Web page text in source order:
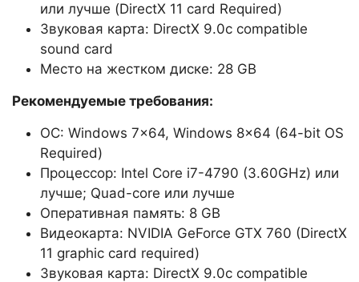
или лучше (DirectX 11 card Required)
Звуковая карта: DirectX 9.0c compatible
sound card
Место на жестком диске: 28 GB
Рекомендуемые требования:
ОС: Windows 7×64, Windows 8×64 (64-bit OS
Required)
Процессор: Intel Core i7-4790 (3.60GHz) или
лучше; Quad-core или лучше
Оперативная память: 8 GB
Видеокарта: NVIDIA GeForce GTX 760 (DirectX
11 graphic card required)
Звуковая карта: DirectX 9.0c compatible